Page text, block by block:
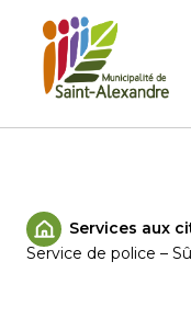
contenu
Accueil Services aux
Service de police –